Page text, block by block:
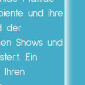
und ihre
der
Shows und
Ein
Ihren